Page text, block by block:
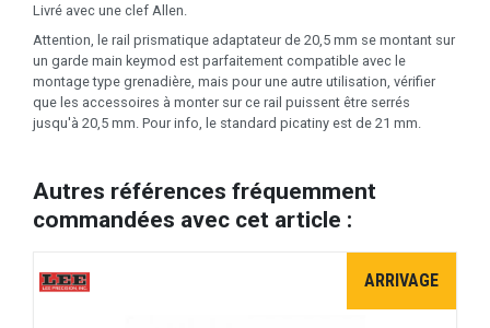
Livré avec une clef Allen.
Attention, le rail prismatique adaptateur de 20,5 mm se montant sur
un garde main keymod est parfaitement compatible avec le
montage type grenadière, mais pour une autre utilisation, vérifier
que les accessoires à monter sur ce rail puissent être serrés
jusqu'à 20,5 mm. Pour info, le standard picatiny est de 21 mm.
Autres références fréquemment
commandées avec cet article :
ARRIVAGE